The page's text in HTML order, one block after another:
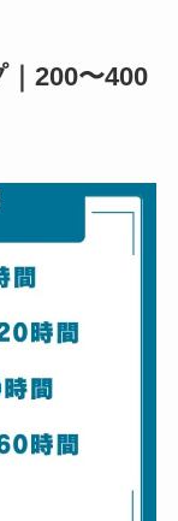
200〜400